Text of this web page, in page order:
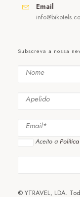
Email
Subscreva a nossa
Aceito a
© YTRAVEL, LDA.